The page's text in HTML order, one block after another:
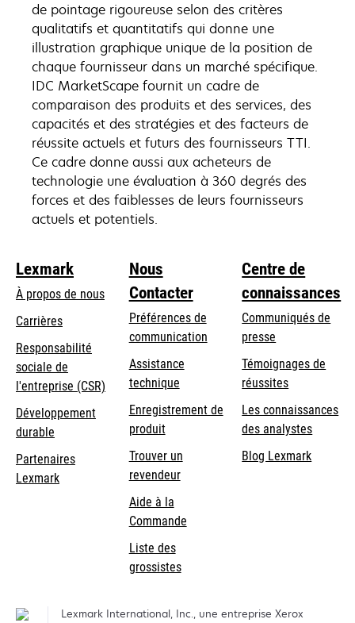
de pointage rigoureuse selon des critères
qualitatifs et quantitatifs qui donne une
illustration graphique unique de la position de
chaque fournisseur dans un marché spécifique.
IDC MarketScape fournit un cadre de
comparaison des produits et des services, des
capacités et des stratégies et des facteurs de
réussite actuels et futurs des fournisseurs TTI.
Ce cadre donne aussi aux acheteurs de
technologie une évaluation à 360 degrés des
forces et des faiblesses de leurs fournisseurs
actuels et potentiels.
Lexmark
À propos de nous
Carrières
s’ouvre
dans
un
nouvel
onglet
Responsabilité
sociale de
l'entreprise (CSR) s’ouvre
onglet
Développement
durable
Partenaires
Lexmark
Nous
Contacter
Préférences de
communication
s’ouvre
dans
un
nouvel
onglet
Assistance
techniques’ouvre
un
onglet
Enregistrement de
produit
Trouver un
revendeur
Aide à la
Commande
Liste des
grossistes
Centre de
connaissances
Communiqués de
presse
Témoignages de
réussites
Les connaissances
des analystes
Blog Lexmark
Lexmark International, Inc., une entreprise Xerox